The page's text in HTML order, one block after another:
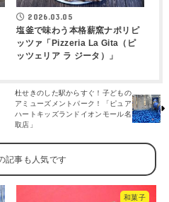
2026.03.05
塩釜で味わう本格薪窯ナポリピ
ッツァ「Pizzeria La Gita（ピ
ッツェリア ラ ジータ）」
杜せきのした駅からすぐ！子どもの
アミューズメントパーク！「ピュア
ハートキッズランドイオンモール名
取店」
和菓子